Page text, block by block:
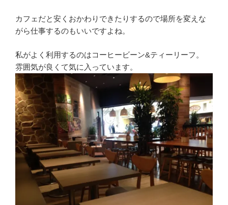
カフェだと安くおかわりできたりするので場所を変えな
がら仕事するのもいいですよね。
私がよく利用するのはコーヒービーン&ティーリーフ。
雰囲気が良くて気に入っています。